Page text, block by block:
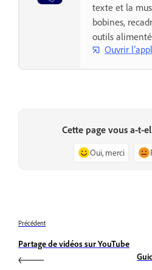
texte et la
bobines,
outils
Ouvrir
Cette page vous a-t-
Oui, merci
Précédent
Partage de vidéos sur YouTube